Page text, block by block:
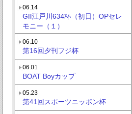
06.14
GII江戸川634杯（初日）OPセレ
モニー（１）
06.10
第16回夕刊フジ杯
06.01
BOAT Boyカップ
05.23
第41回スポーツニッポン杯